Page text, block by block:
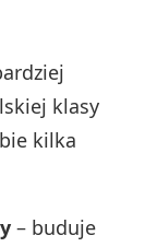
klasy
kilka
– buduje